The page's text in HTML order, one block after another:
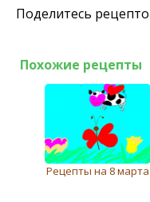
Поделитесь
Похожие рецепты
Рецепты на 8 марта